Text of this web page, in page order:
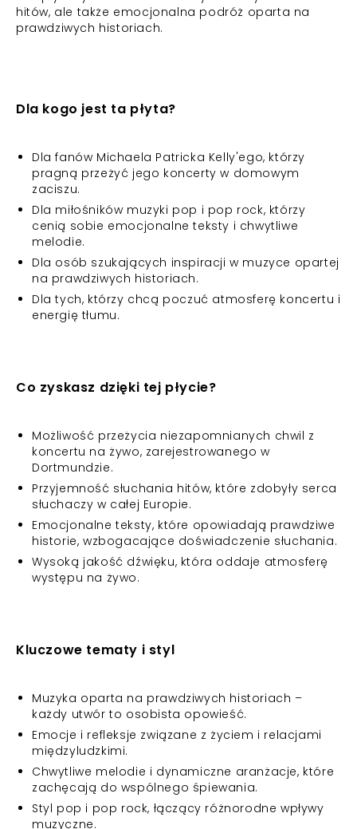
hitów, ale także emocjonalna podróż oparta na
prawdziwych historiach.
Dla kogo jest ta płyta?
Dla fanów Michaela Patricka Kelly'ego, którzy
pragną przeżyć jego koncerty w domowym
zaciszu.
Dla miłośników muzyki pop i pop rock, którzy
cenią sobie emocjonalne teksty i chwytliwe
melodie.
Dla osób szukających inspiracji w muzyce opartej
na prawdziwych historiach.
Dla tych, którzy chcą poczuć atmosferę koncertu i
energię tłumu.
Co zyskasz dzięki tej płycie?
Możliwość przeżycia niezapomnianych chwil z
koncertu na żywo, zarejestrowanego w
Dortmundzie.
Przyjemność słuchania hitów, które zdobyły serca
słuchaczy w całej Europie.
Emocjonalne teksty, które opowiadają prawdziwe
historie, wzbogacające doświadczenie słuchania.
Wysoką jakość dźwięku, która oddaje atmosferę
występu na żywo.
Kluczowe tematy i styl
Muzyka oparta na prawdziwych historiach –
każdy utwór to osobista opowieść.
Emocje i refleksje związane z życiem i relacjami
międzyludzkimi.
Chwytliwe melodie i dynamiczne aranżacje, które
zachęcają do wspólnego śpiewania.
Styl pop i pop rock, łączący różnorodne wpływy
muzyczne.